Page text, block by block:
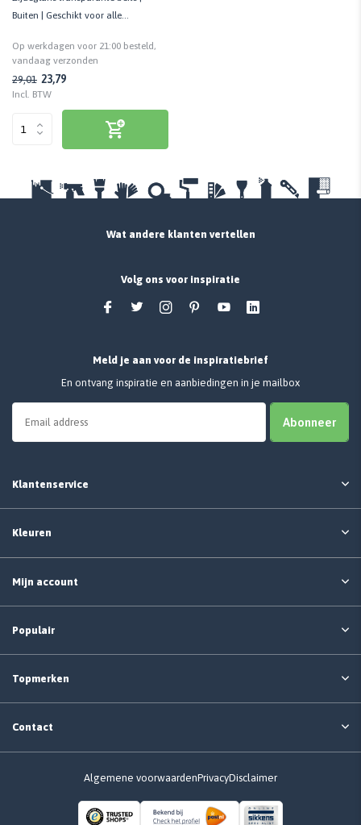
Buiten | Geschikt voor alle
Op werkdagen voor 21:00 besteld,
vandaag verzonden
29,01 23,79
Incl. BTW
Wat andere klanten vertellen
Volg ons voor inspiratie
Meld je aan voor de inspiratiebrief
En ontvang inspiratie en aanbiedingen in je mailbox
Abonneer
Klantenservice
Kleuren
Mijn account
Populair
Topmerken
Contact
Algemene voorwaardenPrivacyDisclaimer